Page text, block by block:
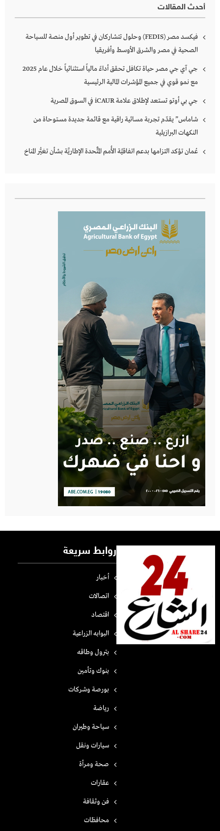
أحدث المقالات
فيكسد مصر (FEDIS) وحلول تتشاركان في تطوير أول منصة للسياحة
الصحية في مصر والشرق الأوسط وأفريقيا
جي آي جي مصر حياة تكافل تحقق أداءً مالياً استثنائياً خلال عام 2025
مع نمو قوي في جميع المؤشرات المالية الرئيسية
جي بي أوتو تستعد لإطلاق علامة iCAUR في السوق المصرية
شاماس” يقدّم تجربة مسائية راقية مع قائمة جديدة مستوحاة من
النكهات البرازيلية
عُمان تؤكد التزامها بدعم اتفاقيَّة الأُمم المُتَّحدة الإطاريَّة بشأن تغيُّر المناخ
روابط سريعة
أخبار
اتصالات
اقتصاد
البوابه الزراعية
بترول وطاقه
بنوك وتأمين
بورصة وشركات
رياضة
سياحة وطيران
سيارات ونقل
صحة ومرأة
عقارات
فن وثقافة
محافظات